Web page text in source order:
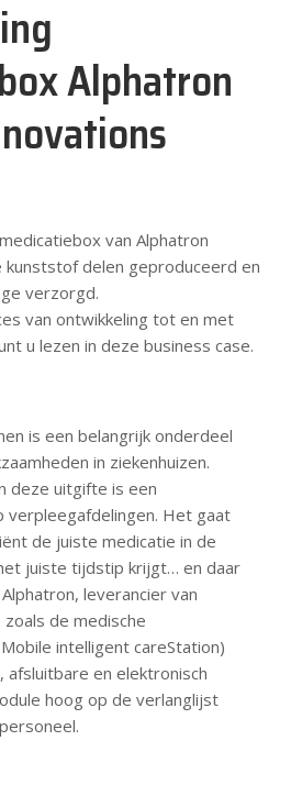
Alphatron
van Alphatron
kunststof delen geproduceerd en
verzorgd.
van ontwikkeling tot en met
u lezen in deze business case.
is een belangrijk onderdeel
in ziekenhuizen.
deze uitgifte is een
verpleegafdelingen. Het gaat
de juiste medicatie in de
juiste tijdstip krijgt… en daar
leverancier van
de medische
intelligent careStation)
en elektronisch
hoog op de verlanglijst